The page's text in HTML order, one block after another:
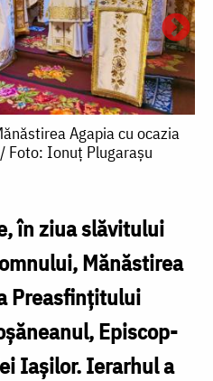
Agapia cu ocazia
Foto: Ionuț Plugarașu
în ziua slăvitului
Mănăstirea
Preasfințitului
Episcop-
Iașilor. Ierarhul a